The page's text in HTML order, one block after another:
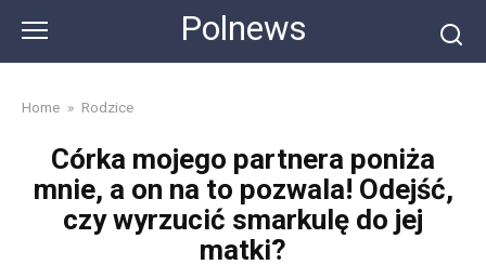
content
Polnews
Home » Rodzice
Córka mojego partnera poniża
mnie, a on na to pozwala! Odejść,
czy wyrzucić smarkulę do jej
matki?